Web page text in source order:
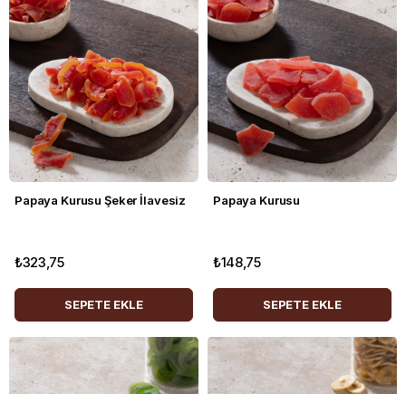
Papaya Kurusu Şeker İlavesiz
₺323,75
SEPETE EKLE
Papaya Kurusu
₺148,75
SEPETE EKLE